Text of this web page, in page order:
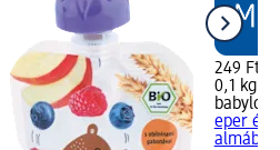
249 Ft
0,1 kg
babylove
eper és